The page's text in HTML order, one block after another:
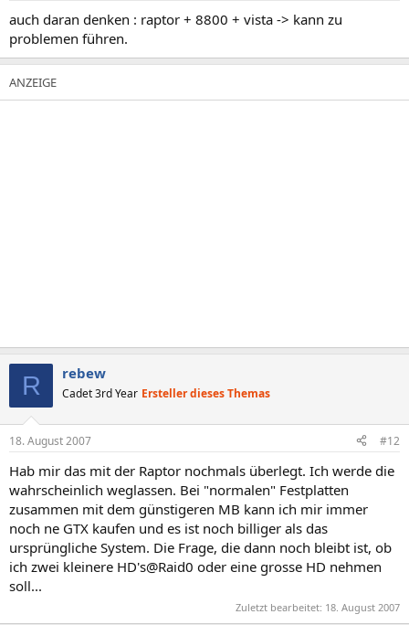
auch daran denken : raptor + 8800 + vista -> kann zu
problemen führen.
R rebew
Cadet 3rd Year Ersteller dieses Themas
18. August 2007 #12
Hab mir das mit der Raptor nochmals überlegt. Ich werde die
wahrscheinlich weglassen. Bei "normalen" Festplatten
zusammen mit dem günstigeren MB kann ich mir immer
noch ne GTX kaufen und es ist noch billiger als das
ursprüngliche System. Die Frage, die dann noch bleibt ist, ob
ich zwei kleinere HD's@Raid0 oder eine grosse HD nehmen
soll...
Zuletzt bearbeitet: 18. August 2007